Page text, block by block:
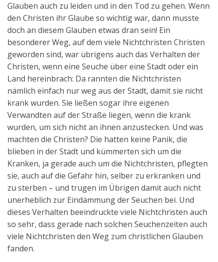
Glauben auch zu leiden und in den Tod zu gehen. Wenn
den Christen ihr Glaube so wichtig war, dann musste
doch an diesem Glauben etwas dran sein! Ein
besonderer Weg, auf dem viele Nichtchristen Christen
geworden sind, war übrigens auch das Verhalten der
Christen, wenn eine Seuche über eine Stadt oder ein
Land hereinbrach: Da rannten die Nichtchristen
nämlich einfach nur weg aus der Stadt, damit sie nicht
krank wurden. Sie ließen sogar ihre eigenen
Verwandten auf der Straße liegen, wenn die krank
wurden, um sich nicht an ihnen anzustecken. Und was
machten die Christen? Die hatten keine Panik, die
blieben in der Stadt und kümmerten sich um die
Kranken, ja gerade auch um die Nichtchristen, pflegten
sie, auch auf die Gefahr hin, selber zu erkranken und
zu sterben – und trugen im Übrigen damit auch nicht
unerheblich zur Eindämmung der Seuchen bei. Und
dieses Verhalten beeindruckte viele Nichtchristen auch
so sehr, dass gerade nach solchen Seuchenzeiten auch
viele Nichtchristen den Weg zum christlichen Glauben
fanden.